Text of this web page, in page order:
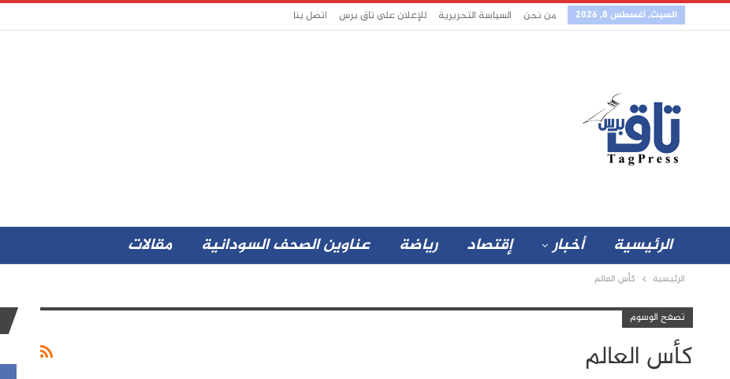
السبت, أغسطس 8, 2026 من نحن السياسة التحريرية للإعلان على تاق برس اتصل بنا
الرئيسية أخبار إقتصاد رياضة عناوين الصحف السودانية مقالات
الرئيسية كأس العالم
تصفح الوسوم
كأس العالم